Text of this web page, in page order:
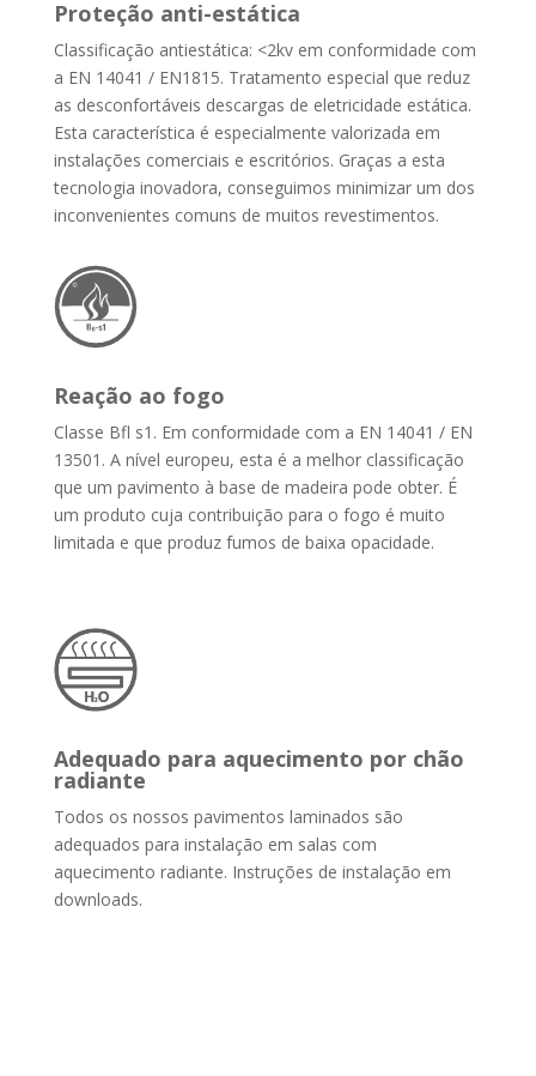
Proteção anti-estática
Classificação antiestática: <2kv em conformidade com
a EN 14041 / EN1815. Tratamento especial que reduz
as desconfortáveis descargas de eletricidade estática.
Esta característica é especialmente valorizada em
instalações comerciais e escritórios. Graças a esta
tecnologia inovadora, conseguimos minimizar um dos
inconvenientes comuns de muitos revestimentos.
Reação ao fogo
Classe Bfl s1. Em conformidade com a EN 14041 / EN
13501. A nível europeu, esta é a melhor classificação
que um pavimento à base de madeira pode obter. É
um produto cuja contribuição para o fogo é muito
limitada e que produz fumos de baixa opacidade.
Adequado para aquecimento por chão
radiante
Todos os nossos pavimentos laminados são
adequados para instalação em salas com
aquecimento radiante. Instruções de instalação em
downloads.